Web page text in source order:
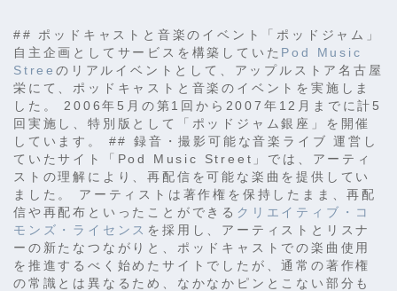
## ポッドキャストと音楽のイベント「ポッドジャム」
自主企画としてサービスを構築していた Pod Music
Stree のリアルイベントとして、アップルストア名古屋
栄にて、ポッドキャストと音楽のイベントを実施しま
した。 2006年5月の第1回から2007年12月までに計5
回実施し、特別版として「ポッドジャム銀座」を開催
しています。 ## 録音・撮影可能な音楽ライブ 運営し
ていたサイト「Pod Music Street」では、アーティ
ストの理解により、再配信を可能な楽曲を提供してい
ました。 アーティストは著作権を保持したまま、再配
信や再配布といったことができる クリエイティブ・コ
モンズ・ライセンス を採用し、アーティストとリスナ
ーの新たなつながりと、ポッドキャストでの楽曲使用
を推進するべく始めたサイトでしたが、通常の著作権
の常識とは異なるため、なかなかピンとこない部分も